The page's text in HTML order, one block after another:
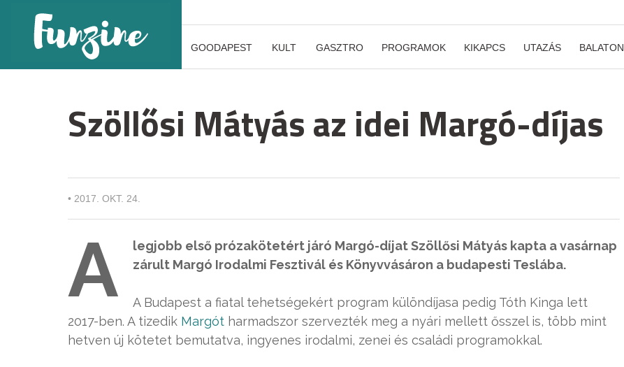
GOODAPEST KULT GASZTRO PROGRAMOK KIKAPCS UTAZÁS BALATON
Szöllősi Mátyás az idei Margó-díjas
• 2017. OKT. 24.
A
legjobb első prózakötetért járó Margó-díjat Szöllősi Mátyás kapta a vasárnap
zárult Margó Irodalmi Fesztivál és Könyvvásáron a budapesti Teslába.
A Budapest a fiatal tehetségekért program különdíjasa pedig Tóth Kinga lett
2017-ben. A tizedik Margót harmadszor szervezték meg a nyári mellett ősszel is, több mint
hetven új kötetet bemutatva, ingyenes irodalmi, zenei és családi programokkal.